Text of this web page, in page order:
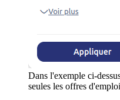
Dans l'exemple ci-
seules les offres